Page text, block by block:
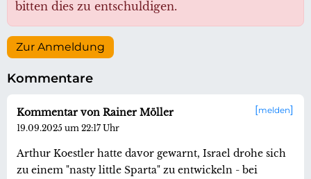
bitten dies zu entschuldigen.
Zur Anmeldung
Kommentare
melden
Kommentar von Rainer Möller
19.09.2025 um 22:17 Uhr
Arthur Koestler hatte davor gewarnt, Israel drohe sich
zu einem "nasty little Sparta" zu entwickeln - bei